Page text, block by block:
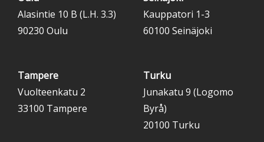
Alasintie 10 B (L.H. 3.3)
90230 Oulu
Kauppatori 1-3
60100 Seinäjoki
Tampere
Vuolteenkatu 2
33100 Tampere
Turku
Junakatu 9 (Logomo
Byrå)
20100 Turku